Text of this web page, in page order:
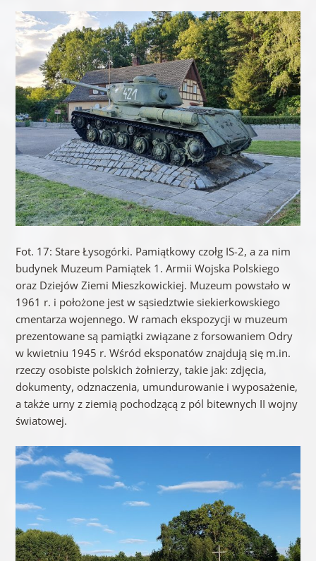
Fot. 17: Stare Łysogórki. Pamiątkowy czołg IS-2, a za nim
budynek Muzeum Pamiątek 1. Armii Wojska Polskiego
oraz Dziejów Ziemi Mieszkowickiej. Muzeum powstało w
1961 r. i położone jest w sąsiedztwie siekierkowskiego
cmentarza wojennego. W ramach ekspozycji w muzeum
prezentowane są pamiątki związane z forsowaniem Odry
w kwietniu 1945 r. Wśród eksponatów znajdują się m.in.
rzeczy osobiste polskich żołnierzy, takie jak: zdjęcia,
dokumenty, odznaczenia, umundurowanie i wyposażenie,
a także urny z ziemią pochodzącą z pól bitewnych II wojny
światowej.